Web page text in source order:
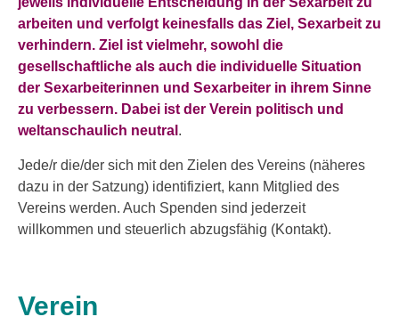
arbeiten und verfolgt keinesfalls das Ziel, Sexarbeit zu
verhindern. Ziel ist vielmehr, sowohl die
gesellschaftliche als auch die individuelle Situation
der Sexarbeiterinnen und Sexarbeiter in ihrem Sinne
zu verbessern. Dabei ist der Verein politisch und
weltanschaulich neutral .
Jede/r die/der sich mit den Zielen des Vereins (näheres
dazu in der Satzung) identifiziert, kann Mitglied des
Vereins werden. Auch Spenden sind jederzeit
willkommen und steuerlich abzugsfähig (Kontakt).
Verein